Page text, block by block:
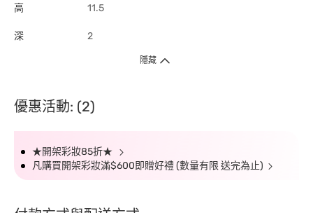
高 11.5
深 2
隱藏
優惠活動: (2)
★開架彩妝85折★
凡購買開架彩妝滿$600即贈好禮 (數量有限 送完為止)